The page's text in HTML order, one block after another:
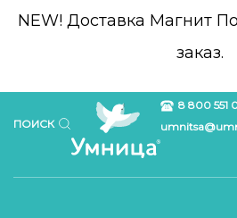
NEW! Доставка Магнит
заказ.
ПОИСК
8 800 551